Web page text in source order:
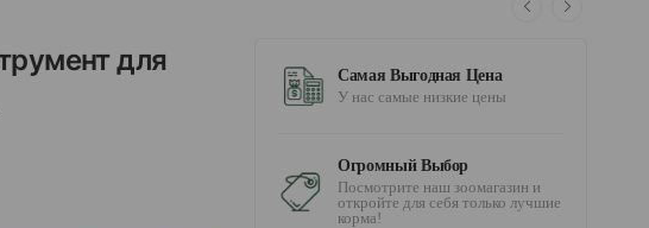
для
Самая Выгодная Цена
У нас самые низкие цены
Огромный Выбор
Посмотрите наш зоомагазин и
откройте для себя только лучшие
корма!